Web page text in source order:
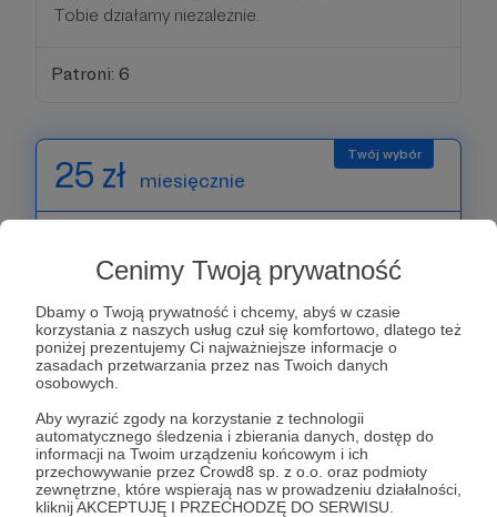
Cenimy Twoją prywatność
Dbamy o Twoją prywatność i chcemy, abyś w czasie
korzystania z naszych usług czuł się komfortowo, dlatego też
poniżej prezentujemy Ci najważniejsze informacje o
zasadach przetwarzania przez nas Twoich danych
osobowych.
Aby wyrazić zgody na korzystanie z technologii
automatycznego śledzenia i zbierania danych, dostęp do
informacji na Twoim urządzeniu końcowym i ich
przechowywanie przez Crowd8 sp. z o.o. oraz podmioty
zewnętrzne, które wspierają nas w prowadzeniu działalności,
kliknij AKCEPTUJĘ I PRZECHODZĘ DO SERWISU.
Tobie działamy niezależnie.
Patroni: 6
25 zł miesięcznie
zieleni!
Jeżeli sobie życzysz to Twoje imię znajdzie się na
internetowej.
Patroni: 7